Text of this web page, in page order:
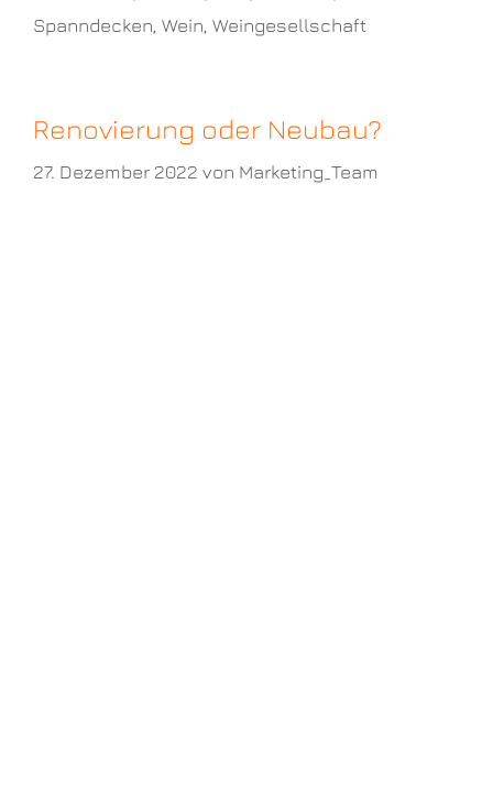
Spanndecken, Wein, Weingesellschaft
Renovierung oder Neubau?
27. Dezember 2022 von Marketing_Team